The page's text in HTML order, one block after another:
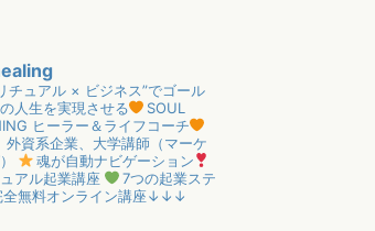
チュアル × ビジネス”でゴール
人生を実現させる
SOUL
ヒーラー＆ライフコーチ
外資系企業、大学講師（マーケ
魂が自動ナビゲーション
アル起業講座
7つの起業ステ
全無料オンライン講座↓↓↓